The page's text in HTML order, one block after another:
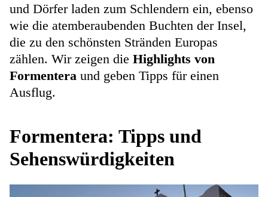
und Dörfer laden zum Schlendern ein, ebenso
wie die atemberaubenden Buchten der Insel,
die zu den schönsten Stränden Europas
zählen. Wir zeigen die Highlights von
Formentera und geben Tipps für einen
Ausflug.
Formentera: Tipps und
Sehenswürdigkeiten